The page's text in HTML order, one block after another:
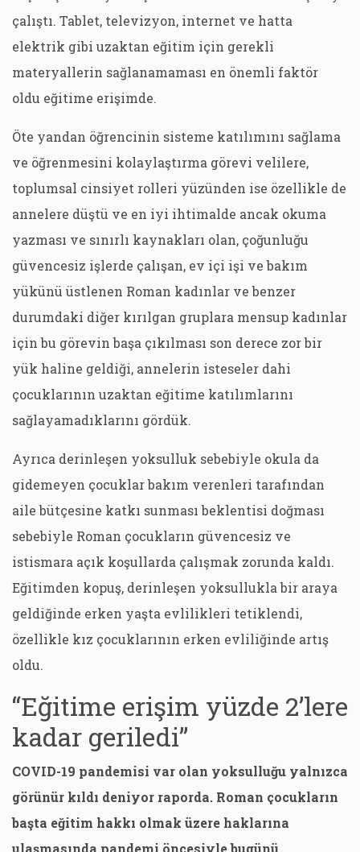
çalıştı. Tablet, televizyon, internet ve hatta
elektrik gibi uzaktan eğitim için gerekli
materyallerin sağlanamaması en önemli faktör
oldu eğitime erişimde.
Öte yandan öğrencinin sisteme katılımını sağlama
ve öğrenmesini kolaylaştırma görevi velilere,
toplumsal cinsiyet rolleri yüzünden ise özellikle de
annelere düştü ve en iyi ihtimalde ancak okuma
yazması ve sınırlı kaynakları olan, çoğunluğu
güvencesiz işlerde çalışan, ev içi işi ve bakım
yükünü üstlenen Roman kadınlar ve benzer
durumdaki diğer kırılgan gruplara mensup kadınlar
için bu görevin başa çıkılması son derece zor bir
yük haline geldiği, annelerin isteseler dahi
çocuklarının uzaktan eğitime katılımlarını
sağlayamadıklarını gördük.
Ayrıca derinleşen yoksulluk sebebiyle okula da
gidemeyen çocuklar bakım verenleri tarafından
aile bütçesine katkı sunması beklentisi doğması
sebebiyle Roman çocukların güvencesiz ve
istismara açık koşullarda çalışmak zorunda kaldı.
Eğitimden kopuş, derinleşen yoksullukla bir araya
geldiğinde erken yaşta evlilikleri tetiklendi,
özellikle kız çocuklarının erken evliliğinde artış
oldu.
“Eğitime erişim yüzde 2’lere
kadar geriledi”
COVID-19 pandemisi var olan yoksulluğu yalnızca
görünür kıldı deniyor raporda. Roman çocukların
başta eğitim hakkı olmak üzere haklarına
ulaşmasında pandemi öncesiyle bugünü